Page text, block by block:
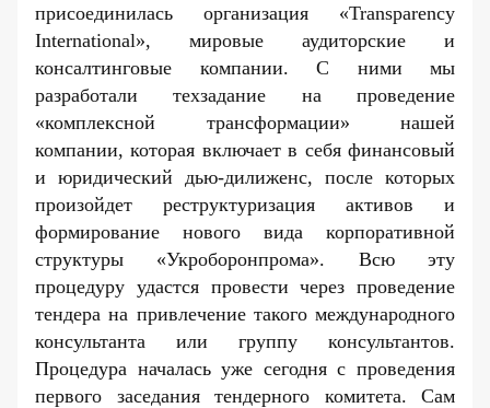
присоединилась организация «Transparency
International», мировые аудиторские и
консалтинговые компании. С ними мы
разработали техзадание на проведение
«комплексной трансформации» нашей
компании, которая включает в себя финансовый
и юридический дью-дилиженс, после которых
произойдет реструктуризация активов и
формирование нового вида корпоративной
структуры «Укроборонпрома». Всю эту
процедуру удастся провести через проведение
тендера на привлечение такого международного
консультанта или группу консультантов.
Процедура началась уже сегодня с проведения
первого заседания тендерного комитета. Сам